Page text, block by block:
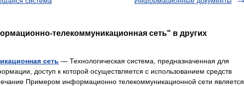
телекоммуникационная сеть" в других
сеть — Технологическая система, предназначенная для
доступ к которой осуществляется с использованием средств
Примером информационно телекоммуникационной сети является